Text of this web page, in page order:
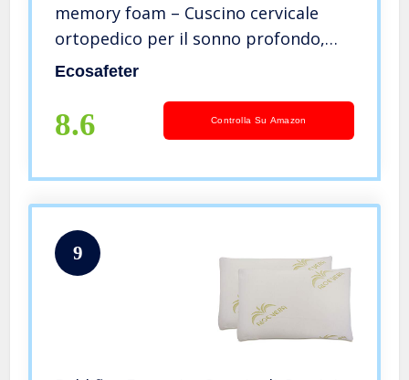
memory foam – Cuscino cervicale
ortopedico per il sonno profondo,
cuscino ipoallergenico lavabile di
non cuscino di dimensioni standard
Ecosafeter
8.6 Controlla Su Amazon
9